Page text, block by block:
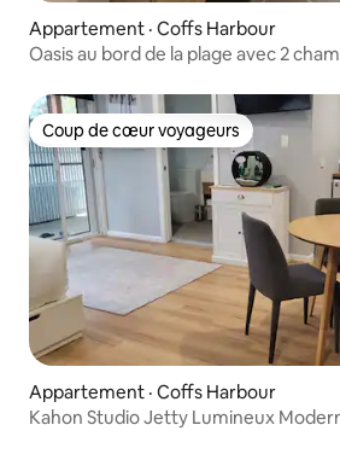
Appartement · Coffs Harbour
Oasis au bord de la plage avec 2
Coup de cœur voyageurs
Coup de cœur voyageurs
Appartement · Coffs Harbour
Kahon Studio Jetty Lumineux Moderne Confortable